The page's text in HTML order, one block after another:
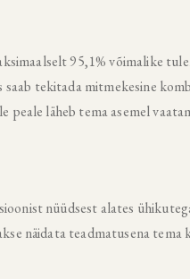
95,1% võimalike
tekitada mitmekesine
läheb tema asemel
nüüdsest alates
näidata teadmatusena